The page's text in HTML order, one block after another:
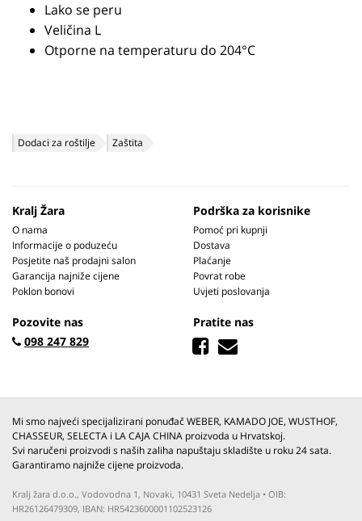
Lako se peru
Veličina L
Otporne na temperaturu do 204°C
Dodaci za roštilje Zaštita
Kralj Žara
O nama
Informacije o poduzeću
Posjetite naš prodajni salon
Garancija najniže cijene
Poklon bonovi
Podrška za korisnike
Pomoć pri kupnji
Dostava
Plaćanje
Povrat robe
Uvjeti poslovanja
Pozovite nas
098 247 829
Pratite nas
Mi smo najveći specijalizirani ponuđač WEBER, KAMADO JOE, WUSTHOF,
CHASSEUR, SELECTA i LA CAJA CHINA proizvoda u Hrvatskoj.
Svi naručeni proizvodi s naših zaliha napuštaju skladište u roku 24 sata.
Garantiramo najniže cijene proizvoda.
Kralj žara d.o.o., Vodovodna 1, Novaki, 10431 Sveta Nedelja • OIB:
HR26126479309, IBAN: HR5423600001102523126